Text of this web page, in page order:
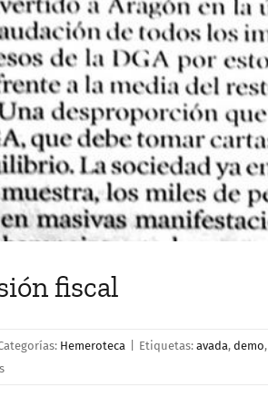
fiscal
Hemeroteca Etiquetas: avada, demo,
en